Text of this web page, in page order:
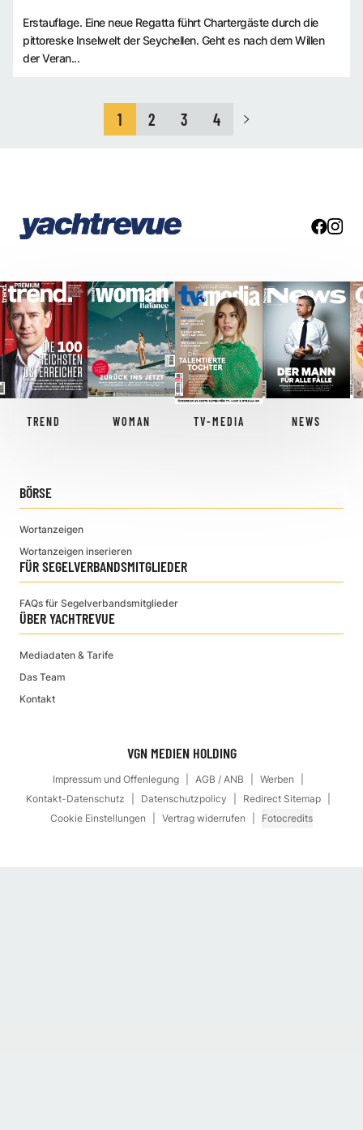
Erstauflage. Eine neue Regatta führt Chartergäste durch die
pittoreske Inselwelt der Seychellen. Geht es nach dem Willen
der Veran...
1 2 3 4
TREND WOMAN TV-MEDIA NEWS
BÖRSE
Wortanzeigen
Wortanzeigen inserieren
FÜR SEGELVERBANDSMITGLIEDER
FAQs für Segelverbandsmitglieder
ÜBER YACHTREVUE
Mediadaten & Tarife
Das Team
Kontakt
VGN MEDIEN HOLDING
Impressum und Offenlegung AGB / ANB
Werben
Kontakt-Datenschutz
Datenschutzpolicy
Redirect Sitemap
Cookie Einstellungen
Vertrag widerrufen Fotocredits